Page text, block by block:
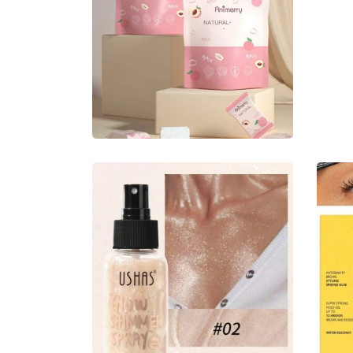
20 PC Compressed towel
٢٠ قطعة مناديل تنظيف وجه
ر.ع.- ر.ع.2.00
Add to basket
Highlight Palette Glitter
Face contour هايلايتر جليتر
للجسم والوجه لؤلؤي
ر.ع.1.20
2.20
Add to basket